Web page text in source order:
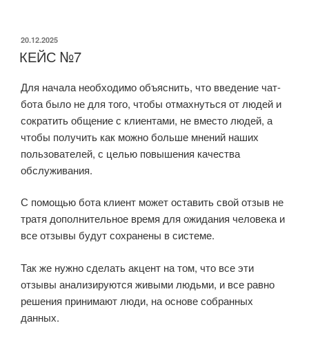
ОПУБЛИКОВАНО
20.12.2025
КЕЙС №7
Для начала необходимо объяснить, что введение чат-
бота было не для того, чтобы отмахнуться от людей и
сократить общение с клиентами, не вместо людей, а
чтобы получить как можно больше мнений наших
пользователей, с целью повышения качества
обслуживания.
С помощью бота клиент может оставить свой отзыв не
тратя дополнительное время для ожидания человека и
все отзывы будут сохранены в системе.
Так же нужно сделать акцент на том, что все эти
отзывы анализируются живыми людьми, и все равно
решения принимают люди, на основе собранных
данных.